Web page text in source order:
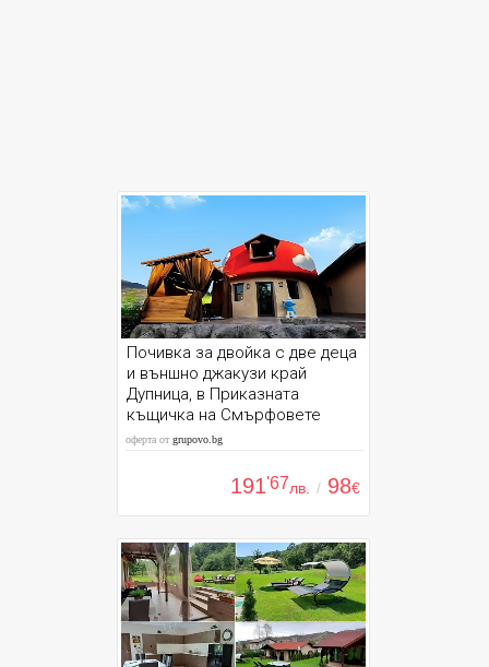
Почивка за двойка с две деца
и външно джакузи край
Дупница, в Приказната
къщичка на Смърфовете
оферта отgrupovo.bg
191'67лв. / 98€